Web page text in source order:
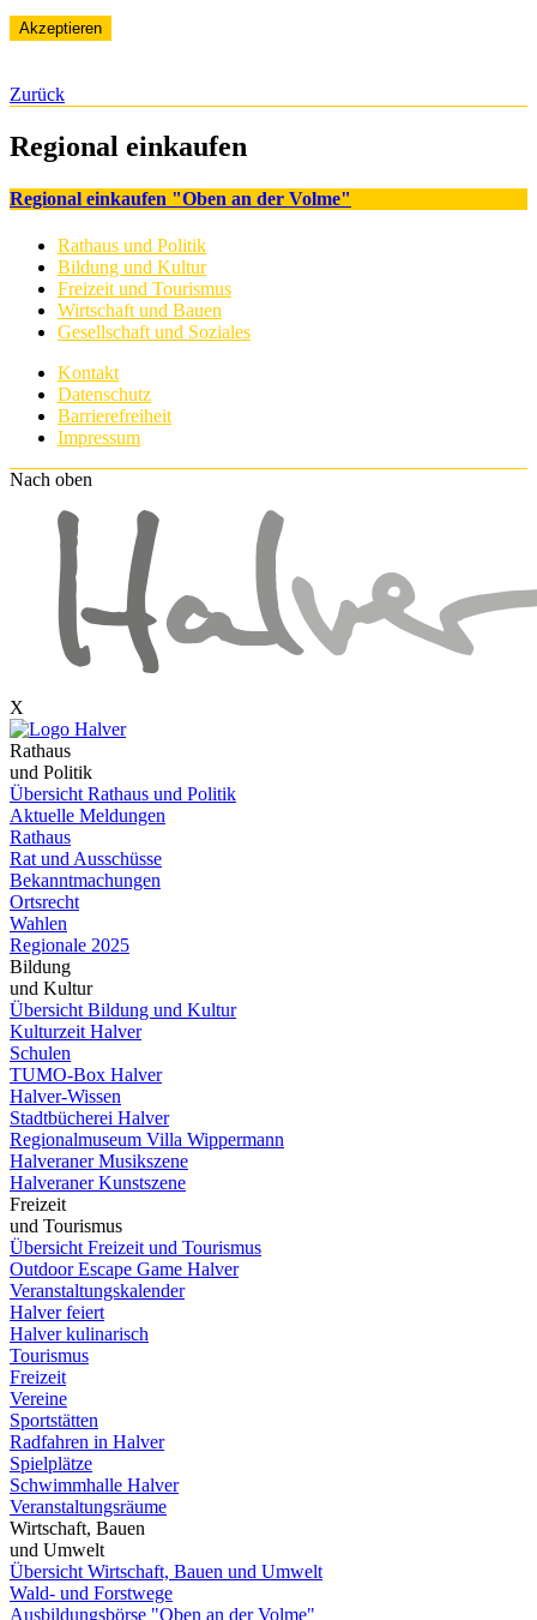
Akzeptieren
Zurück
Regional einkaufen
Regional einkaufen "Oben an der Volme"
Rathaus und Politik
Bildung und Kultur
Freizeit und Tourismus
Wirtschaft und Bauen
Gesellschaft und Soziales
Kontakt
Datenschutz
Barrierefreiheit
Impressum
Nach oben
X
Rathaus
und Politik
Übersicht Rathaus und Politik
Aktuelle Meldungen
Rathaus
Rat und Ausschüsse
Bekanntmachungen
Ortsrecht
Wahlen
Regionale 2025
Bildung
und Kultur
Übersicht Bildung und Kultur
Kulturzeit Halver
Schulen
TUMO-Box Halver
Halver-Wissen
Stadtbücherei Halver
Regionalmuseum Villa Wippermann
Halveraner Musikszene
Halveraner Kunstszene
Freizeit
und Tourismus
Übersicht Freizeit und Tourismus
Outdoor Escape Game Halver
Veranstaltungskalender
Halver feiert
Halver kulinarisch
Tourismus
Freizeit
Vereine
Sportstätten
Radfahren in Halver
Spielplätze
Schwimmhalle Halver
Veranstaltungsräume
Wirtschaft, Bauen
und Umwelt
Übersicht Wirtschaft, Bauen und Umwelt
Wald- und Forstwege
Ausbildungsbörse "Oben an der Volme"